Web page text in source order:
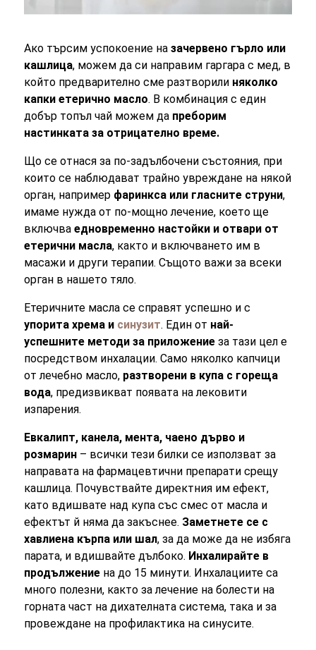
Ако търсим успокоение назачервено гърло или
кашлица, можем да си направим гаргара с мед, в
който предварително сме разтворили няколко
капки етерично масло. В комбинация с един
добър топъл чай можем да преборим
настинката за отрицателно време.
Що се отнася за по-задълбочени състояния, при
които се наблюдават трайно увреждане на някой
орган, например фаринкса или гласните струни,
имаме нужда от по-мощно лечение, което ще
включва едновременно настойки и отвари от
етерични масла, както и включването им в
масажи и други терапии. Същото важи за всеки
орган в нашето тяло.
Етеричните масла се справят успешно и с
упорита хрема и синузит. Един от най-
успешните методи за приложение за тази цел е
посредством инхалации. Само няколко капчици
от лечебно масло, разтворени в купа с гореща
вода, предизвикват появата на лековити
изпарения.
Евкалипт, канела, мента, чаено дърво и
розмарин – всички тези билки се използват за
направата на фармацевтични препарати срещу
кашлица. Почувствайте директния им ефект,
като вдишвате над купа със смес от масла и
ефектът й няма да закъснее. Заметнете се с
хавлиена кърпа или шал, за да може да не избяга
парата, и вдишвайте дълбоко. Инхалирайте в
продължение на до 15 минути. Инхалациите са
много полезни, както за лечение на болести на
горната част на дихателната система, така и за
провеждане на профилактика на синусите.